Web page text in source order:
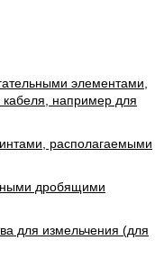
элементами,
например для
располагаемыми
дробящими
для измельчения (для